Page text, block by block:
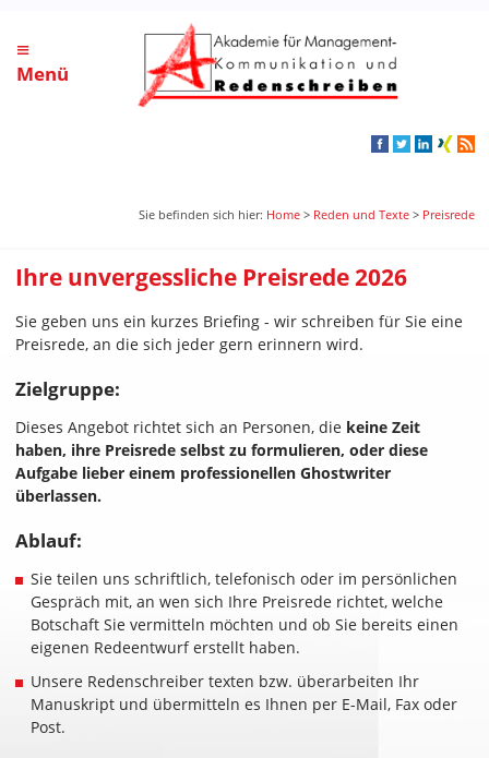
Sie befinden sich hier: Home> Reden und Texte> Preisrede
≡
Menü
Ihre unvergessliche Preisrede 2026
Sie geben uns ein kurzes Briefing - wir schreiben für Sie eine
Preisrede, an die sich jeder gern erinnern wird.
Zielgruppe:
Dieses Angebot richtet sich an Personen, die keine Zeit
haben, ihre Preisrede selbst zu formulieren, oder diese
Aufgabe lieber einem professionellen Ghostwriter
überlassen.
Ablauf:
Sie teilen uns schriftlich, telefonisch oder im persönlichen
Gespräch mit, an wen sich Ihre Preisrede richtet, welche
Botschaft Sie vermitteln möchten und ob Sie bereits einen
eigenen Redeentwurf erstellt haben.
Unsere Redenschreiber texten bzw. überarbeiten Ihr
Manuskript und übermitteln es Ihnen per E-Mail, Fax oder
Post.